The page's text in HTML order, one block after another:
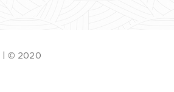
| © 2020